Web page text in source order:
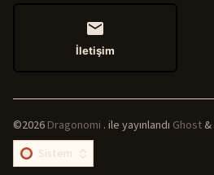
İletişim
©2026Dragonomi .ile yayınlandı Ghost&